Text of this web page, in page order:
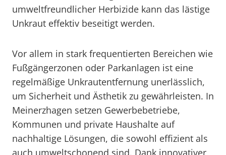
umweltfreundlicher Herbizide kann das lästige
Unkraut effektiv beseitigt werden.
Vor allem in stark frequentierten Bereichen wie
Fußgängerzonen oder Parkanlagen ist eine
regelmäßige Unkrautentfernung unerlässlich,
um Sicherheit und Ästhetik zu gewährleisten. In
Meinerzhagen setzen Gewerbebetriebe,
Kommunen und private Haushalte auf
nachhaltige Lösungen, die sowohl effizient als
auch umweltschonend sind. Dank innovativer